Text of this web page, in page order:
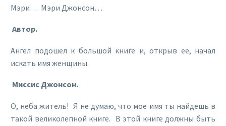
Мэри… Мэри Джонсон…
Автор.
Ангел подошел к большой книге и, открыв ее, начал
искать имя женщины.
Миссис Джонсон.
О, неба житель! Я не думаю, что мое имя ты найдешь в
такой великолепной книге. В этой книге должны быть